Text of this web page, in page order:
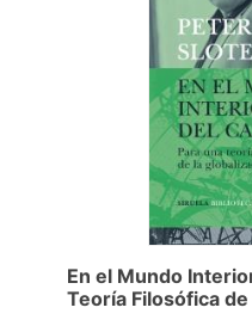
En el Mundo
Teoría Filosófica